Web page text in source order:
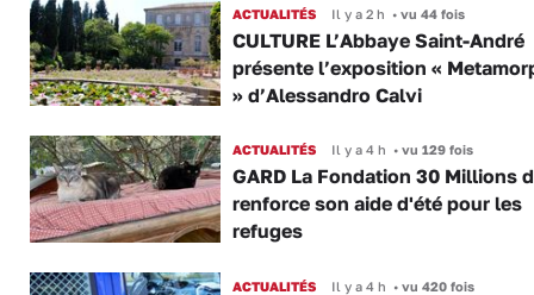
ACTUALITÉS Il y a 2 h •vu 44 fois
CULTURE L’Abbaye Saint-André
présente l’exposition «
» d’Alessandro Calvi
ACTUALITÉS Il y a 4 h •vu 129 fois
GARD La Fondation 30 Millions
renforce son aide d'été pour les
refuges
ACTUALITÉS Il y a 4 h •vu 420 fois